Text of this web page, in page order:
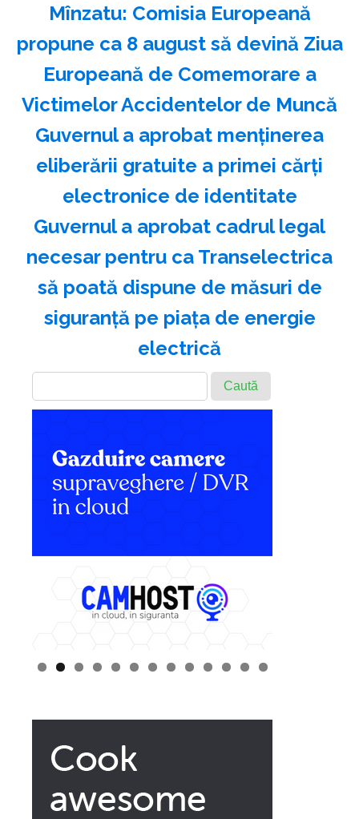
Mînzatu: Comisia Europeană
propune ca 8 august să devină Ziua
Europeană de Comemorare a
Victimelor Accidentelor de Muncă
Guvernul a aprobat menţinerea
eliberării gratuite a primei cărţi
electronice de identitate
Guvernul a aprobat cadrul legal
necesar pentru ca Transelectrica
să poată dispune de măsuri de
siguranţă pe piaţa de energie
electrică